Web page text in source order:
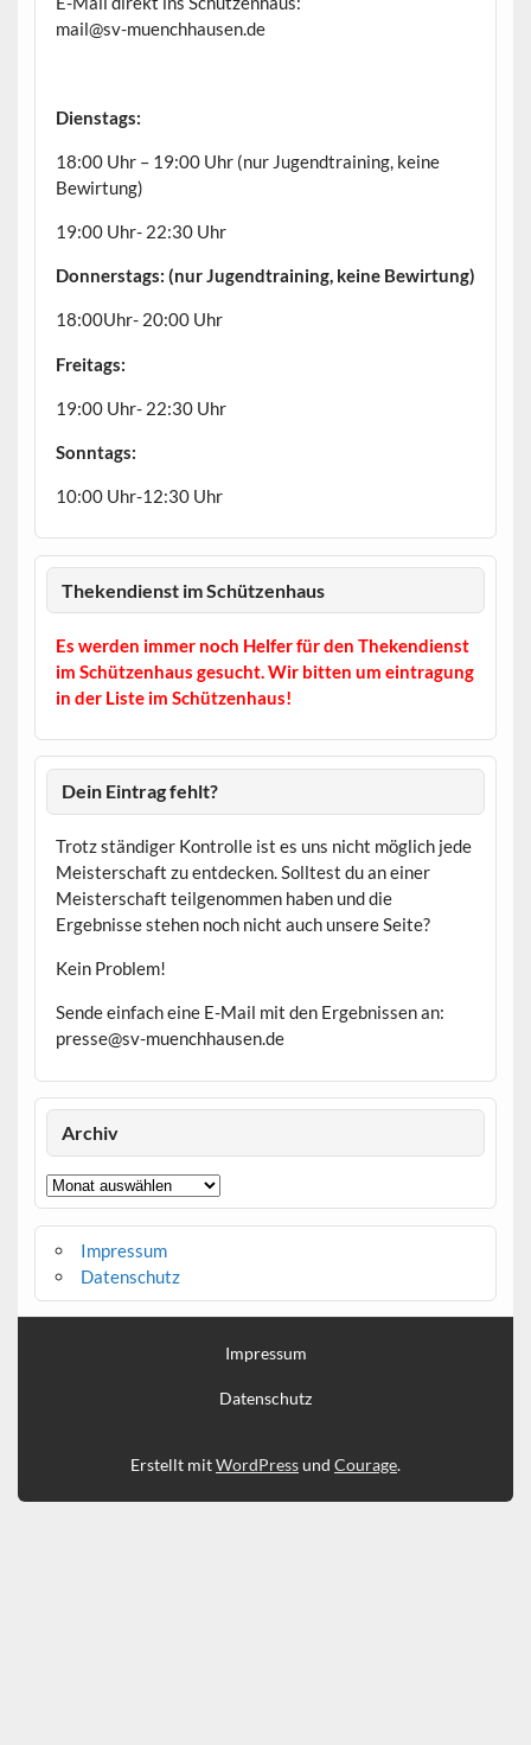
mail@sv-muenchhausen.de
Dienstags:
18:00 Uhr – 19:00 Uhr (nur Jugendtraining, keine
Bewirtung)
19:00 Uhr- 22:30 Uhr
Donnerstags: (nur Jugendtraining, keine Bewirtung)
18:00Uhr- 20:00 Uhr
Freitags:
19:00 Uhr- 22:30 Uhr
Sonntags:
10:00 Uhr-12:30 Uhr
Thekendienst im Schützenhaus
Es werden immer noch Helfer für den Thekendienst
im Schützenhaus gesucht. Wir bitten um eintragung
in der Liste im Schützenhaus!
Dein Eintrag fehlt?
Trotz ständiger Kontrolle ist es uns nicht möglich jede
Meisterschaft zu entdecken. Solltest du an einer
Meisterschaft teilgenommen haben und die
Ergebnisse stehen noch nicht auch unsere Seite?
Kein Problem!
Sende einfach eine E-Mail mit den Ergebnissen an:
presse@sv-muenchhausen.de
Archiv
Archiv
Impressum
Datenschutz
Impressum
Datenschutz
Erstellt mitWordPressund Courage.